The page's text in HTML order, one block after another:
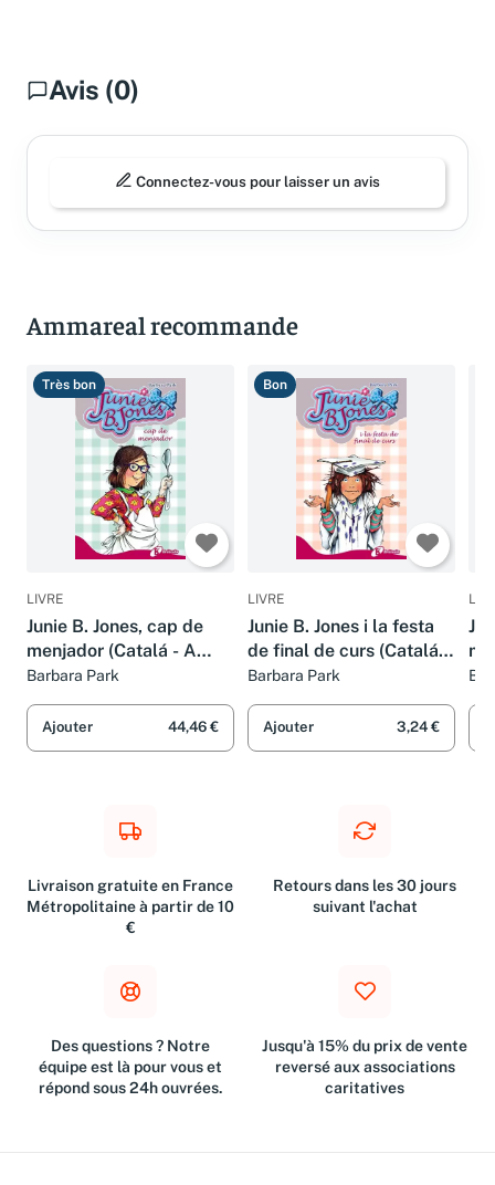
Avis (0)
Connectez-vous pour laisser un avis
Ammareal recommande
Très bon
LIVRE
Junie B. Jones, cap de
menjador (Catalá - A
PARTIR DE 6 ANYS -
PERSONATGES I
SÈRIES - Junie B. Jones)
Barbara Park
Ajouter 44,46 €
Bon
LIVRE
Junie B. Jones i la festa
de final de curs (Catalá -
A PARTIR DE 6 ANYS -
PERSONATGES I
SÈRIES - Junie B. Jones)
Barbara Park
Ajouter 3,24 €
Livraison gratuite en France
Métropolitaine à partir de 10
€
Retours dans les 30 jours
suivant l'achat
Des questions ? Notre
équipe est là pour vous et
répond sous 24h ouvrées.
Jusqu'à 15% du prix de vente
reversé aux associations
caritatives